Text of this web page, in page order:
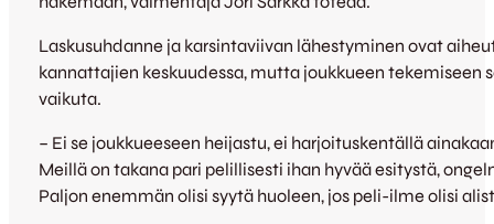
Laskusuhdanne ja karsintaviivan lähestyminen ovat
kannattajien keskuudessa, mutta joukkueen tekemiseen
vaikuta.
– Ei se joukkueeseen heijastu, ei harjoituskentällä
Meillä on takana pari pelillisesti ihan hyvää esitystä,
Paljon enemmän olisi syytä huoleen, jos peli-ilme olisi